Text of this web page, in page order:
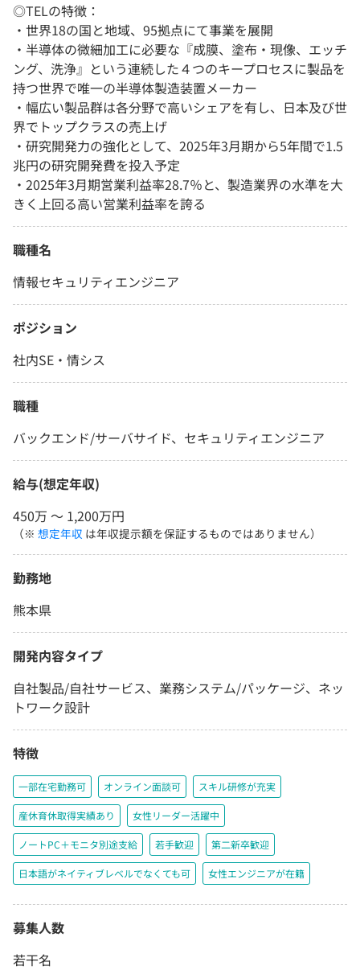
◎TELの特徴：
・世界18の国と地域、95拠点にて事業を展開
・半導体の微細加工に必要な『成膜、塗布・現像、エッチ
ング、洗浄』という連続した４つのキープロセスに製品を
持つ世界で唯一の半導体製造装置メーカー
・幅広い製品群は各分野で⾼いシェアを有し、日本及び世
界でトップクラスの売上げ
・研究開発力の強化として、2025年3月期から5年間で1.5
兆円の研究開発費を投入予定
・2025年3月期営業利益率28.7％と、製造業界の水準を大
きく上回る高い営業利益率を誇る
職種名
情報セキュリティエンジニア
ポジション
社内SE・情シス
職種
バックエンド/サーバサイド、セキュリティエンジニア
給与(想定年収)
450万 〜 1,200万円
（※ 想定年収 は年収提示額を保証するものではありません）
勤務地
熊本県
開発内容タイプ
自社製品/自社サービス、業務システム/パッケージ、ネッ
トワーク設計
特徴
一部在宅勤務可 オンライン面談可 スキル研修が充実
産休育休取得実績あり 女性リーダー活躍中
ノートPC＋モニタ別途支給 若手歓迎 第二新卒歓迎
日本語がネイティブレベルでなくても可 女性エンジニアが在籍
募集人数
若干名